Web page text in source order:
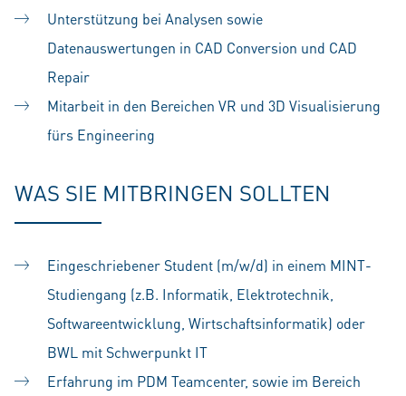
Unterstützung bei Analysen sowie
Datenauswertungen in CAD Conversion und CAD
Repair
Mitarbeit in den Bereichen VR und 3D Visualisierung
fürs Engineering
WAS SIE MITBRINGEN SOLLTEN
Eingeschriebener Student (m/w/d) in einem MINT-
Studiengang (z.B. Informatik, Elektrotechnik,
Softwareentwicklung, Wirtschaftsinformatik) oder
BWL mit Schwerpunkt IT
Erfahrung im PDM Teamcenter, sowie im Bereich